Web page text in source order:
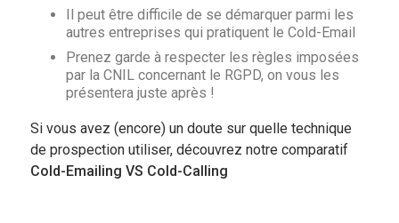
Il peut être difficile de se démarquer parmi les
autres entreprises qui pratiquent le Cold-Email
Prenez garde à respecter les règles imposées
par la CNIL concernant le RGPD, on vous les
présentera juste après !
Si vous avez (encore) un doute sur quelle technique
de prospection utiliser, découvrez notre comparatif
Cold-Emailing VS Cold-Calling